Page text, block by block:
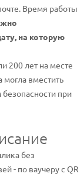
Время работы
на которую
200 лет на месте
могла вместить
при
без
- по ваучеру с QR